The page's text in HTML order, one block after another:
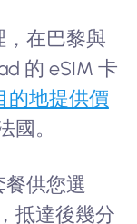
在巴黎與
的 eSIM 卡
的地提供價
。
供您選
抵達後幾分